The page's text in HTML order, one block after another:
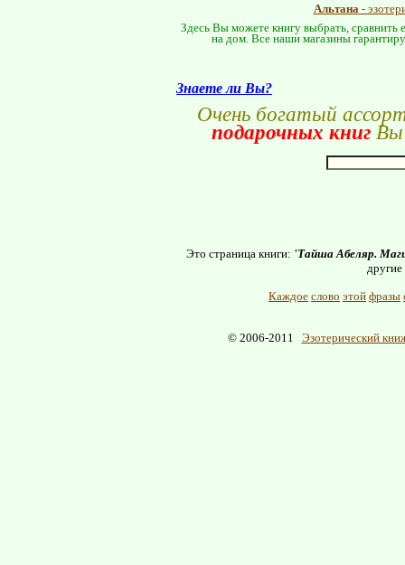
Альтана-
Здесь Вы можете книгу выбрать, сравнить
на дом. Все наши магазины
Знаете ли Вы?
Очень богатый
подарочных книгВы
Это страница книги: 'Тайша Абеляр.
Каждое слово этой фразы
© 2006-2011 Эзотерический